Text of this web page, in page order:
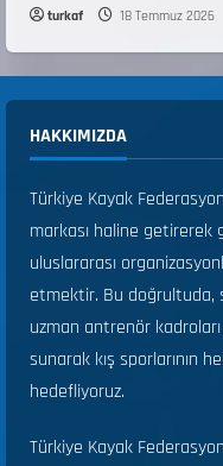
turkaf 18 Temmuz 2026
HAKKIMIZDA
Türkiye Kayak
markası haline
uluslararası
etmektir. Bu doğrultuda,
uzman antrenör
sunarak kış sporlarının
hedefliyoruz.
Türkiye Kayak